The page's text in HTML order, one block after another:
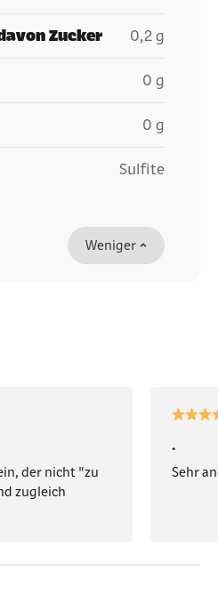
Zucker 0,2 g
0 g
0 g
Sulfite
Weniger
der nicht "zu
zugleich
.
Sehr